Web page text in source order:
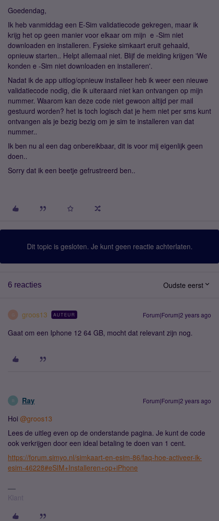
Goedendag,
Ik heb vanmiddag een E-Sim validatiecode gekregen, maar ik
krijg het op geen manier voor elkaar om mijn e -Sim niet
downloaden en installeren. Fysieke simkaart eruit gehaald,
opnieuw starten.. Helpt allemaal niet. Blijf de melding krijgen 'We
konden e -Sim niet downloaden en installeren'.
Nadat ik de app uitlog/opnieuw installeer heb ik weer een nieuwe
validatiecode nodig, die ik uiteraard niet kan ontvangen op mijn
nummer. Waarom kan deze code niet gewoon altijd per mail
gestuurd worden? het is toch logisch dat je hem niet per sms kunt
ontvangen als je bezig bezig om je sim te installeren van dat
nummer..
Ik ben nu al een dag onbereikbaar, dit is voor mij eigenlijk geen
doen..
Sorry dat ik een beetje gefrustreerd ben..
Dit topic is gesloten. Je kunt geen reactie achterlaten.
6 reacties Oudste eerst
G groos13 AUTEUR Forum|Forum|2 years ago
Gaat om een Iphone 12 64 GB, mocht dat relevant zijn nog.
R Ray Forum|Forum|2 years ago
Hoi @groos13
Lees de uitleg even op de onderstande pagina. Je kunt de code
ook verkrijgen door een ideal betaling te doen van 1 cent.
https://forum.simyo.nl/simkaart-en-esim-86/faq-hoe-activeer-ik-
esim-46228#eSIM+Installeren+op+iPhone
Klant